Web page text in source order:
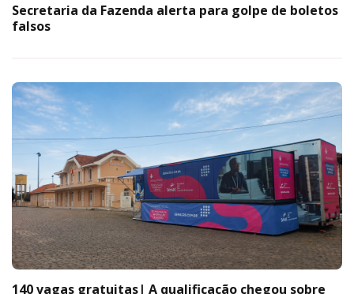
Secretaria da Fazenda alerta para golpe de boletos
falsos
140 vagas gratuitas| A qualificação chegou sobre